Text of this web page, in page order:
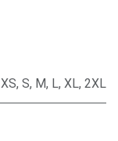
XS, S, M, L, XL, 2XL